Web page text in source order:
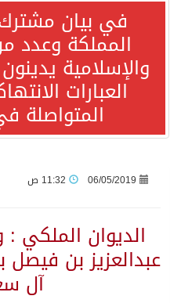
في بيان
المملكة وعدد
والإسلامية
العبارات
المتواصلة
06/05/2019
الديوان الملكي :
عبدالعزيز بن
آل